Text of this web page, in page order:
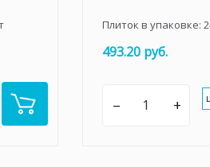
Плиток в упаковке:
493.20 руб.
– +